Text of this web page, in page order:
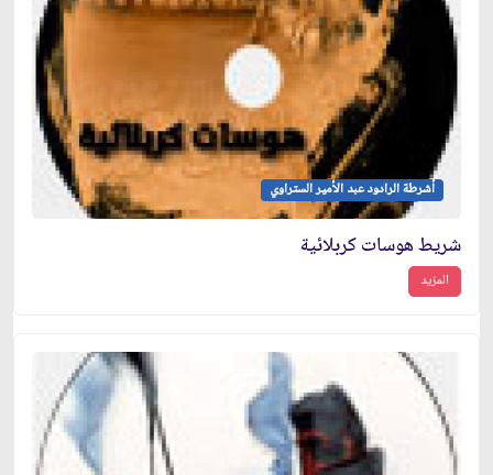
أشرطة الرادود عبد الأمير الستراوي
شريط هوسات كربلائية
المزيد